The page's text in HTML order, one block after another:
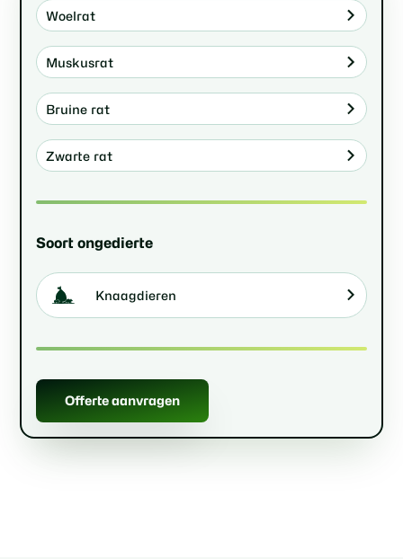
Woelrat
Muskusrat
Bruine rat
Zwarte rat
Soort ongedierte
Knaagdieren
Offerte aanvragen